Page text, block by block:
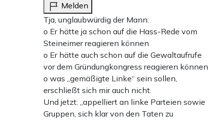
Melden
Tja, unglaubwürdig der Mann:
o Er hätte ja schon auf die Hass-Rede vom
Steineimer reagieren können
o Er hätte auch schon auf die Gewaltaufrufe
vor dem Gründungkongress reagieren können
o was „gemäßigte Linke“ sein sollen,
erschließt sich mir auch nicht.
Und jetzt: „appelliert an linke Parteien sowie
Gruppen, sich klar von den Taten zu